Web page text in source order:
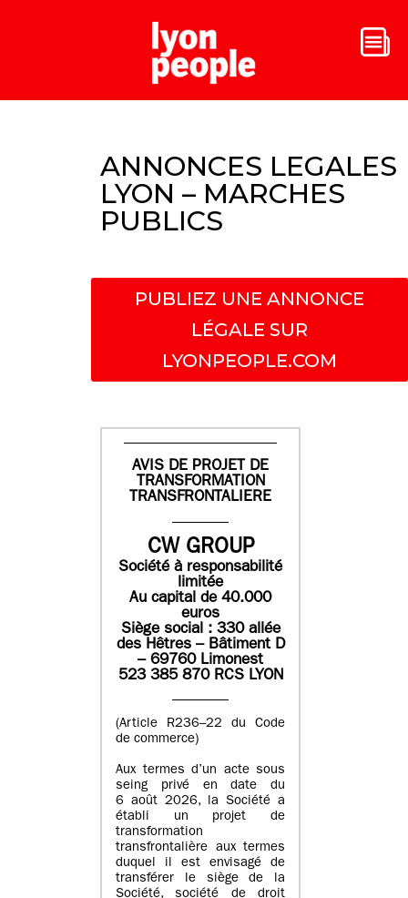
ANNONCES LEGALES
LYON – MARCHES
PUBLICS
PUBLIEZ UNE ANNONCE
LÉGALE SUR
LYONPEOPLE.COM
AVIS DE PROJET DE
TRANSFORMATION
TRANSFRONTALIERE
CW GROUP
Société à responsabilité
limitée
Au capital de 40.000
euros
Siège social : 330 allée
des Hêtres – Bâtiment D
– 69760 Limonest
523 385 870 RCS LYON
(Article R236–22 du Code
de commerce)
Aux termes d’un acte sous
seing privé en date du
6 août 2026, la Société a
établi un projet de
transformation
transfrontalière aux termes
duquel il est envisagé de
transférer le siège de la
Société, société de droit